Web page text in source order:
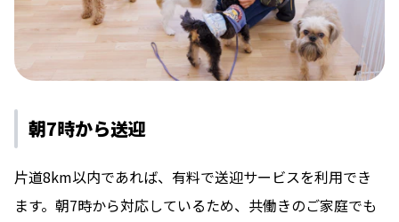
朝7時から送迎
片道8km以内であれば、有料で送迎サービスを利用でき
ます。朝7時から対応しているため、共働きのご家庭でも